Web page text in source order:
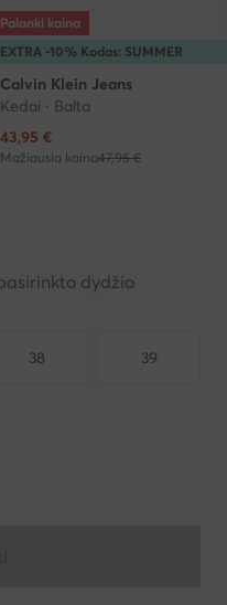
EXTRA -10% Kodas: SUMMER
Palanki kaina
Calvin Klein Jeans
Kedai · Balta
Dabartinė kaina
43,95 €
Mažiausia kaina47,95 €
dydžio
38 39